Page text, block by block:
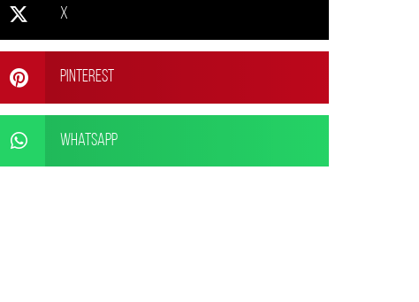
X
Pinterest
WhatsApp